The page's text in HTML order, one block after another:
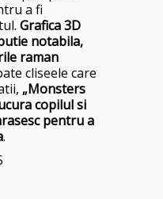
a fi
Grafica 3D
notabila,
raman
cliseele care
„Monsters
copilul si
pentru a
.